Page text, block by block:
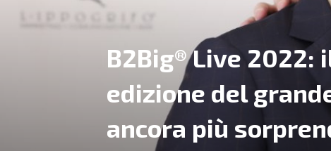
B2Big® Live 2022:
edizione del
ancora più